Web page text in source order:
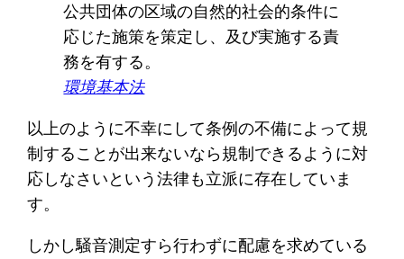
公共団体の区域の自然的社会的条件に
応じた施策を策定し、及び実施する責
務を有する。
環境基本法
以上のように不幸にして条例の不備によって規
制することが出来ないなら規制できるように対
応しなさいという法律も立派に存在していま
す。
しかし騒音測定すら行わずに配慮を求めている